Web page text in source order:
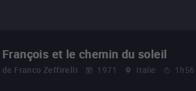
François et le chemin du soleil
de Franco Zeffirelli 1971 Italie 1h56